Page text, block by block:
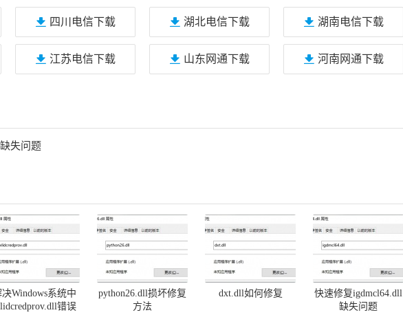
四川电信下载 湖北电信下载 湖南电信下载
江苏电信下载 山东网通下载 河南网通下载
失问题
决Windows系统中
错误
python26.dll损坏修复
方法
dxt.dll如何修复
快速修复igdmcl64.dll
缺失问题